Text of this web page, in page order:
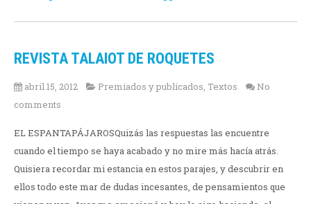
REVISTA TALAIOT DE ROQUETES
abril 15, 2012 Premiados y publicados, Textos
No
comments
EL ESPANTAPÁJAROSQuizás las respuestas las encuentre
cuando el tiempo se haya acabado y no mire más hacía atrás.
Quisiera recordar mi estancia en estos parajes, y descubrir en
ellos todo este mar de dudas incesantes, de pensamientos que